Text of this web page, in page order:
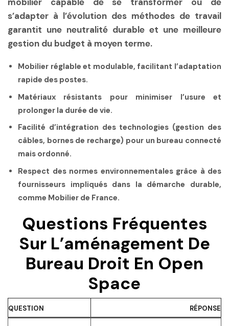
s’adapter à l’évolution des méthodes de travail
garantit une neutralité durable et une meilleure
gestion du budget à moyen terme.
Mobilier réglable et modulable, facilitant l’adaptation
rapide des postes.
Matériaux résistants pour minimiser l’usure et
prolonger la durée de vie.
Facilité d’intégration des technologies (gestion des
câbles, bornes de recharge) pour un bureau connecté
mais ordonné.
Respect des normes environnementalesgrâce à des
fournisseurs impliqués dans la démarche durable,
comme Mobilier de France.
Questions Fréquentes
Sur L’aménagement De
Bureau Droit En Open
Space
QUESTION RÉPONSE